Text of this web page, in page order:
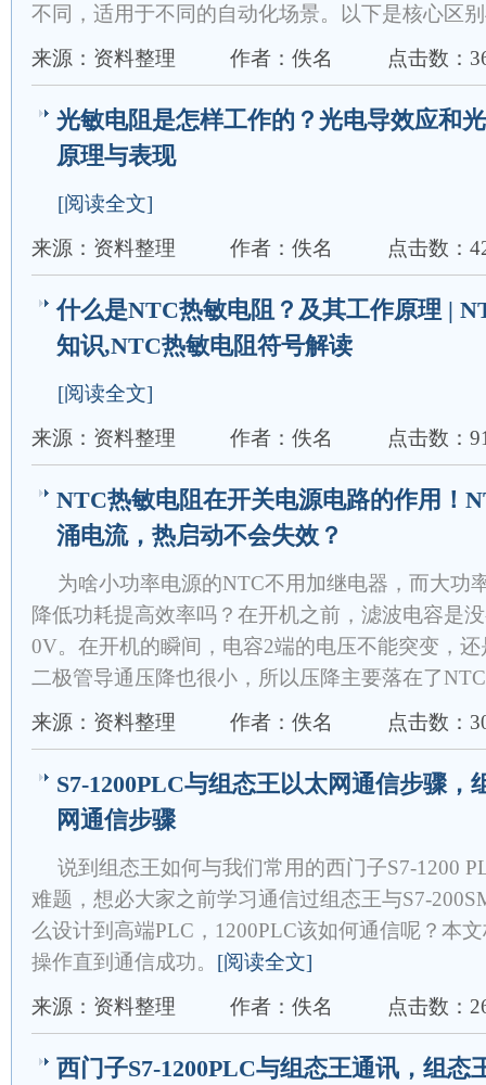
不同，适用于不同的自动化场景。以下是核心区
来源：资料整理
作者：佚名 点击数：
光敏电阻是怎样工作的？光电导效应和
原理与表现
[阅读全文]
来源：资料整理
作者：佚名 点击数：
什么是NTC热敏电阻？及其工作原理 |
知识,NTC热敏电阻符号解读
[阅读全文]
来源：资料整理
作者：佚名 点击数：
NTC热敏电阻在开关电源电路的作用！
涌电流，热启动不会失效？
为啥小功率电源的NTC不用加继电器，而大功
降低功耗提高效率吗？在开机之前，滤波电容是
0V。在开机的瞬间，电容2端的电压不能突变，
二极管导通压降也很小，所以压降主要落在了
来源：资料整理
作者：佚名 点击数：
S7-1200PLC与组态王以太网通信步骤，
网通信步骤
说到组态王如何与我们常用的西门子S7-1200
难题，想必大家之前学习通信过组态王与S7-
么设计到高端PLC，1200PLC该如何通信呢？本
操作直到通信成功。 [阅读全文]
来源：资料整理
作者：佚名 点击数：
西门子S7-1200PLC与组态王通讯，组态